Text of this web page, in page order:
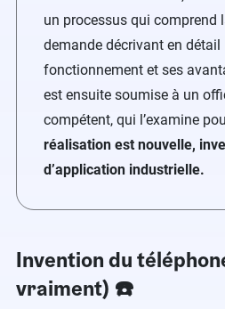
un processus qui comprend
demande décrivant en détail
fonctionnement et ses
est ensuite soumise à un
compétent, qui l’examine
réalisation est nouvelle,
d’application industrielle.
Invention du
vraiment) ☎️